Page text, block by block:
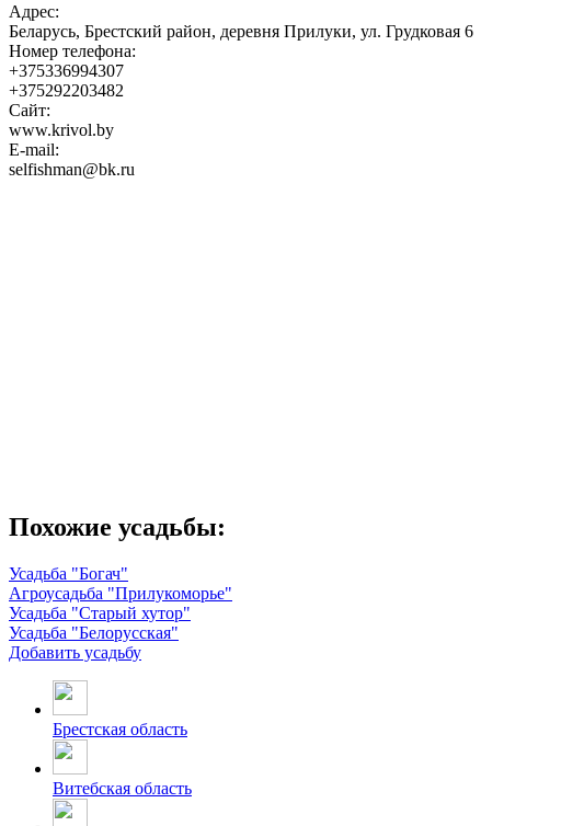
Адрес:
Беларусь, Брестский район, деревня Прилуки, ул. Грудковая 6
Номер телефона:
+375336994307
+375292203482
Сайт:
www.krivol.by
E-mail:
selfishman@bk.ru
Похожие усадьбы:
Усадьба "Богач"
Агроусадьба "Прилукоморье"
Усадьба "Старый хутор"
Усадьба "Белорусская"
Добавить усадьбу
Брестская область
Витебская область